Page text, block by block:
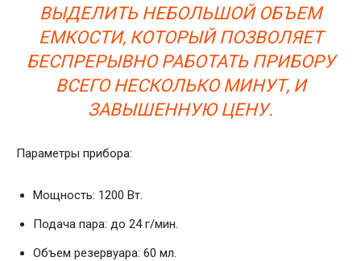
ВЫДЕЛИТЬ НЕБОЛЬШОЙ ОБЪЕМ
ЕМКОСТИ, КОТОРЫЙ ПОЗВОЛЯЕТ
БЕСПРЕРЫВНО РАБОТАТЬ ПРИБОРУ
ВСЕГО НЕСКОЛЬКО МИНУТ, И
ЗАВЫШЕННУЮ ЦЕНУ.
Параметры прибора:
Мощность: 1200 Вт.
Подача пара: до 24 г/мин.
Объем резервуара: 60 мл.